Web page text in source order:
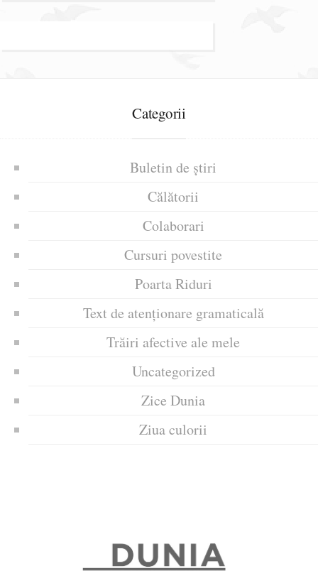
Categorii
Buletin de știri
Călătorii
Colaborari
Cursuri povestite
Poarta Riduri
Text de atenționare gramaticală
Trăiri afective ale mele
Uncategorized
Zice Dunia
Ziua culorii